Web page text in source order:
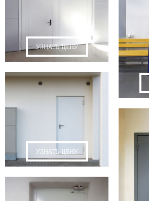
УЗНАТЬ ЦЕНУ
УЗНАТЬ ЦЕНУ